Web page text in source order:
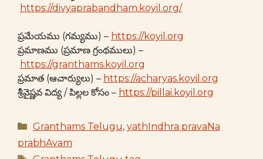
https://divyaprabandham.koyil.org/
ప్రమేయము (గమ్యము) – https://koyil.org
ప్రమాణము (ప్రమాణ గ్రంథములు) –
https://granthams.koyil.org
ప్రమాత (ఆచార్యులు) – https://acharyas.koyil.org
శ్రీవైష్ణవ విద్య / పిల్లల కోసం – https://pillai.koyil.org
Categories
Granthams Telugu, yathIndhra pravaNa
prabhAvam